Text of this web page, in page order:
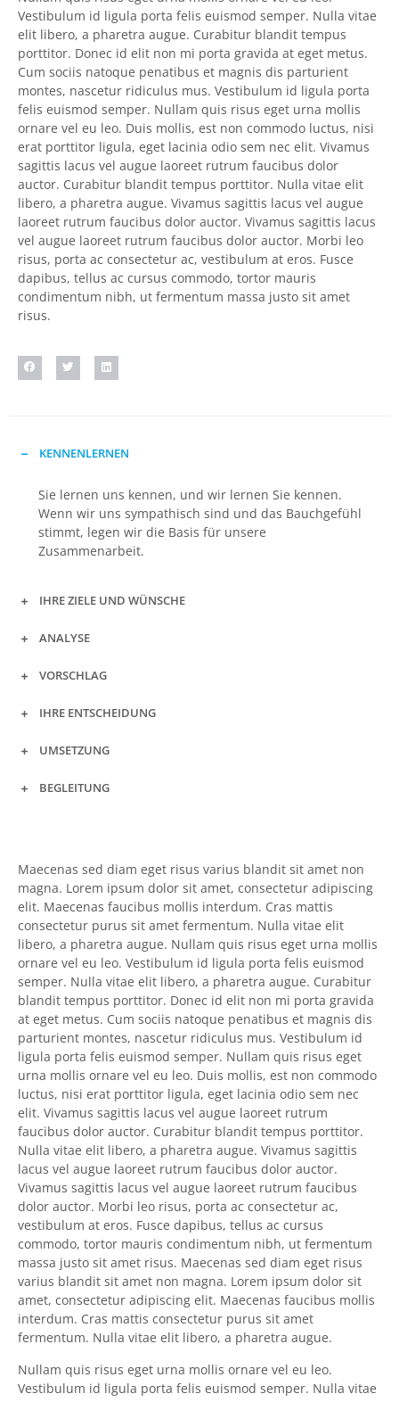
Vestibulum id ligula porta felis euismod semper. Nulla vitae
elit libero, a pharetra augue. Curabitur blandit tempus
porttitor. Donec id elit non mi porta gravida at eget metus.
Cum sociis natoque penatibus et magnis dis parturient
montes, nascetur ridiculus mus. Vestibulum id ligula porta
felis euismod semper. Nullam quis risus eget urna mollis
ornare vel eu leo. Duis mollis, est non commodo luctus, nisi
erat porttitor ligula, eget lacinia odio sem nec elit. Vivamus
sagittis lacus vel augue laoreet rutrum faucibus dolor
auctor. Curabitur blandit tempus porttitor. Nulla vitae elit
libero, a pharetra augue. Vivamus sagittis lacus vel augue
laoreet rutrum faucibus dolor auctor. Vivamus sagittis lacus
vel augue laoreet rutrum faucibus dolor auctor. Morbi leo
risus, porta ac consectetur ac, vestibulum at eros. Fusce
dapibus, tellus ac cursus commodo, tortor mauris
condimentum nibh, ut fermentum massa justo sit amet
risus.
KENNENLERNEN
Sie lernen uns kennen, und wir lernen Sie kennen.
Wenn wir uns sympathisch sind und das Bauchgefühl
stimmt, legen wir die Basis für unsere
Zusammenarbeit.
IHRE ZIELE UND WÜNSCHE
ANALYSE
VORSCHLAG
IHRE ENTSCHEIDUNG
UMSETZUNG
BEGLEITUNG
Maecenas sed diam eget risus varius blandit sit amet non
magna. Lorem ipsum dolor sit amet, consectetur adipiscing
elit. Maecenas faucibus mollis interdum. Cras mattis
consectetur purus sit amet fermentum. Nulla vitae elit
libero, a pharetra augue. Nullam quis risus eget urna mollis
ornare vel eu leo. Vestibulum id ligula porta felis euismod
semper. Nulla vitae elit libero, a pharetra augue. Curabitur
blandit tempus porttitor. Donec id elit non mi porta gravida
at eget metus. Cum sociis natoque penatibus et magnis dis
parturient montes, nascetur ridiculus mus. Vestibulum id
ligula porta felis euismod semper. Nullam quis risus eget
urna mollis ornare vel eu leo. Duis mollis, est non commodo
luctus, nisi erat porttitor ligula, eget lacinia odio sem nec
elit. Vivamus sagittis lacus vel augue laoreet rutrum
faucibus dolor auctor. Curabitur blandit tempus porttitor.
Nulla vitae elit libero, a pharetra augue. Vivamus sagittis
lacus vel augue laoreet rutrum faucibus dolor auctor.
Vivamus sagittis lacus vel augue laoreet rutrum faucibus
dolor auctor. Morbi leo risus, porta ac consectetur ac,
vestibulum at eros. Fusce dapibus, tellus ac cursus
commodo, tortor mauris condimentum nibh, ut fermentum
massa justo sit amet risus. Maecenas sed diam eget risus
varius blandit sit amet non magna. Lorem ipsum dolor sit
amet, consectetur adipiscing elit. Maecenas faucibus mollis
interdum. Cras mattis consectetur purus sit amet
fermentum. Nulla vitae elit libero, a pharetra augue.
Nullam quis risus eget urna mollis ornare vel eu leo.
Vestibulum id ligula porta felis euismod semper. Nulla vitae